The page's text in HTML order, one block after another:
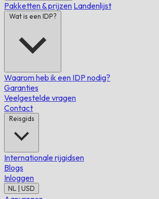
Pakketten & prijzen Landenlijst
Wat is een IDP?
Waarom heb ik een IDP nodig?
Garanties
Veelgestelde vragen
Contact
Reisgids
Internationale rijgidsen
Blogs
Inloggen
NL | USD